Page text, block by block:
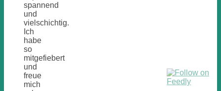
spannend
und
vielschichtig.
Ich
habe
so
mitgefiebert
und
freue
mich